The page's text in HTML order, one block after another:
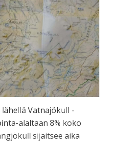
Vatnajökull -
alaltaan 8% koko
sijaitsee aika